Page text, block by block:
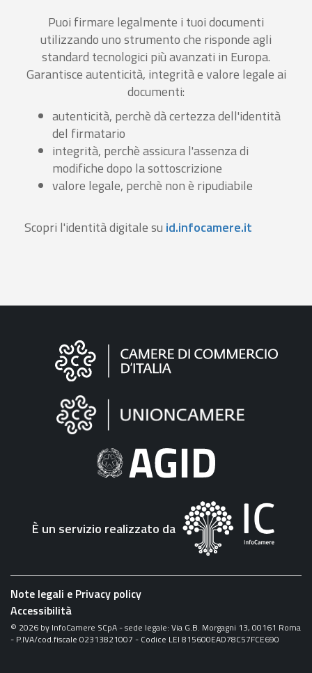
Puoi firmare legalmente i tuoi documenti
utilizzando uno strumento che risponde agli
standard tecnologici più avanzati in Europa.
Garantisce autenticità, integrità e valore legale ai
documenti:
autenticità, perchè dà certezza dell'identità
del firmatario
integrità, perchè assicura l'assenza di
modifiche dopo la sottoscrizione
valore legale, perchè non è ripudiabile
Scopri l'identità digitale su id.infocamere.it
Informazioni
"Fattura
Elettronica"
È un servizio realizzato da
Note legali e Privacy policy
Accessibilità
© 2026 by InfoCamere SCpA - sede legale: Via G.B. Morgagni 13, 00161 Roma
- P.IVA/cod.fiscale 02313821007 - Codice LEI 815600EAD78C57FCE690